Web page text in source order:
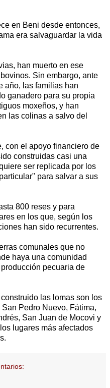
en Beni desde entonces,
era salvaguardar la vida
han muerto en ese
Sin embargo, ante
año, las familias han
ganadero para su propia
moxeños, y han
las colinas a salvo del
con el apoyo financiero de
construidas casi una
ser replicada por los
para salvar a sus
800 reses y para
en los que, según los
han sido recurrentes.
comunales que no
haya una comunidad
pecuaria de
las lomas son los
Pedro Nuevo, Fátima,
San Juan de Mocovi y
lugares más afectados